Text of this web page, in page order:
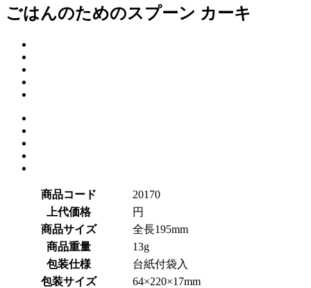
ごはんのためのスプーン カーキ
商品コード
20170
上代価格
円
商品サイズ
全長195mm
商品重量
13g
包装仕様
台紙付袋入
包装サイズ
64×220×17mm